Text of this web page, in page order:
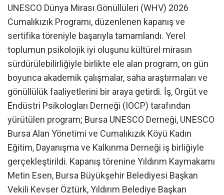
UNESCO Dünya Mirası Gönüllüleri (WHV) 2026
Cumalıkızık Programı, düzenlenen kapanış ve
sertifika töreniyle başarıyla tamamlandı. Yerel
toplumun psikolojik iyi oluşunu kültürel mirasın
sürdürülebilirliğiyle birlikte ele alan program, on gün
boyunca akademik çalışmalar, saha araştırmaları ve
gönüllülük faaliyetlerini bir araya getirdi. İş, Örgüt ve
Endüstri Psikologları Derneği (IOCP) tarafından
yürütülen program; Bursa UNESCO Derneği, UNESCO
Bursa Alan Yönetimi ve Cumalıkızık Köyü Kadın
Eğitim, Dayanışma ve Kalkınma Derneği iş birliğiyle
gerçekleştirildi. Kapanış törenine Yıldırım Kaymakamı
Metin Esen, Bursa Büyükşehir Belediyesi Başkan
Vekili Kevser Öztürk, Yıldırım Belediye Başkan